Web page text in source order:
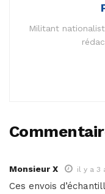
Militant
Monsieur X il y a 3
Ces envois